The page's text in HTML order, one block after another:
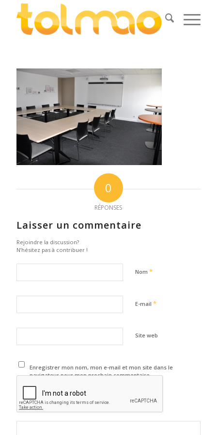
0
RÉPONSES
Laisser un commentaire
Rejoindre la discussion?
N’hésitez pas à contribuer !
Nom *
E-mail *
Site web
Enregistrer mon nom, mon e-mail et mon site dans le
navigateur pour mon prochain commentaire.